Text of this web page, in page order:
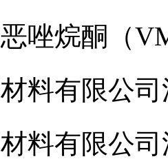
唑烷酮（
料有限公司
料有限公司